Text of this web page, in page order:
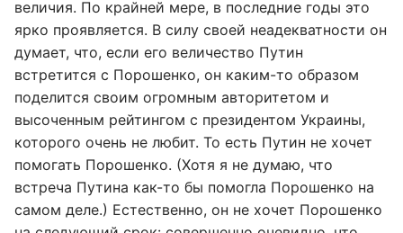
величия. По крайней мере, в последние годы это
ярко проявляется. В силу своей неадекватности он
думает, что, если его величество Путин
встретится с Порошенко, он каким-то образом
поделится своим огромным авторитетом и
высоченным рейтингом с президентом Украины,
которого очень не любит. То есть Путин не хочет
помогать Порошенко. (Хотя я не думаю, что
встреча Путина как-то бы помогла Порошенко на
самом деле.) Естественно, он не хочет Порошенко